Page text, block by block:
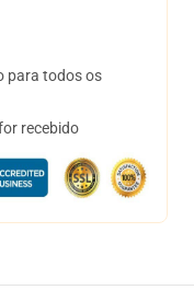
para todos os
recebido